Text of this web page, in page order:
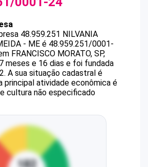
48.959.251 NILVANIA
- ME é 48.959.251/0001-
FRANCISCO MORATO, SP,
meses e 16 dias e foi fundada
A sua situação cadastral é
principal atividade econômica é
cultura não especificado